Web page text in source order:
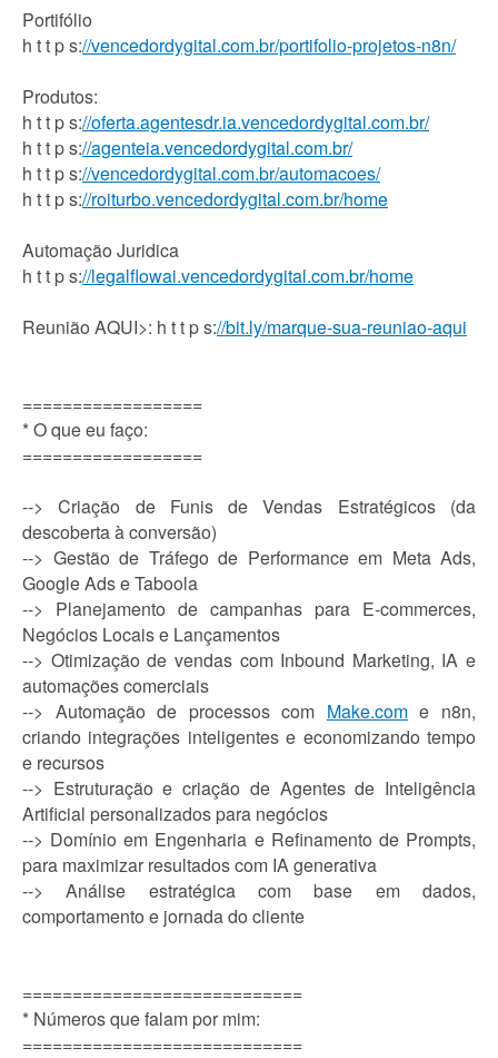
Portifólio
h t t p s://vencedordygital.com.br/portifolio-projetos-n8n/
Produtos:
h t t p s://oferta.agentesdr.ia.vencedordygital.com.br/
h t t p s://agenteia.vencedordygital.com.br/
h t t p s://vencedordygital.com.br/automacoes/
h t t p s://roiturbo.vencedordygital.com.br/home
Automação Juridica
h t t p s://legalflowai.vencedordygital.com.br/home
Reunião AQUI>: h t t p s://bit.ly/marque-sua-reuniao-aqui
==================
* O que eu faço:
==================
--> Criação de Funis de Vendas Estratégicos (da
descoberta à conversão)
--> Gestão de Tráfego de Performance em Meta Ads,
Google Ads e Taboola
--> Planejamento de campanhas para E-commerces,
Negócios Locais e Lançamentos
--> Otimização de vendas com Inbound Marketing, IA e
automações comerciais
--> Automação de processos com Make.come n8n,
criando integrações inteligentes e economizando tempo
e recursos
--> Estruturação e criação de Agentes de Inteligência
Artificial personalizados para negócios
--> Domínio em Engenharia e Refinamento de Prompts,
para maximizar resultados com IA generativa
--> Análise estratégica com base em dados,
comportamento e jornada do cliente
============================
* Números que falam por mim:
============================